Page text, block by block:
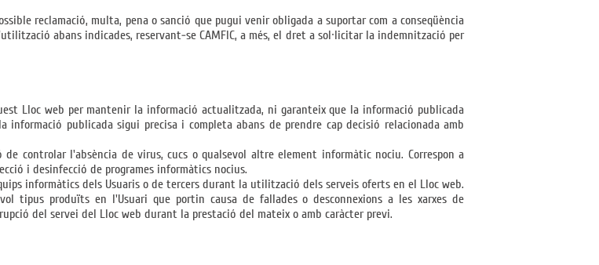
reclamació, multa, pena o sanció que pugui venir obligada a suportar com a conseqüència
abans indicades, reservant-se CAMFIC, a més, el dret a sol·licitar la indemnització per
Lloc web per mantenir la informació actualitzada, ni garanteix que la informació publicada
publicada sigui precisa i completa abans de prendre cap decisió relacionada amb
controlar l'absència de virus, cucs o qualsevol altre element informàtic nociu. Correspon a
i desinfecció de programes informàtics nocius.
informàtics dels Usuaris o de tercers durant la utilització dels serveis oferts en el Lloc web.
tipus produïts en l'Usuari que portin causa de fallades o desconnexions a les xarxes de
del servei del Lloc web durant la prestació del mateix o amb caràcter previ.